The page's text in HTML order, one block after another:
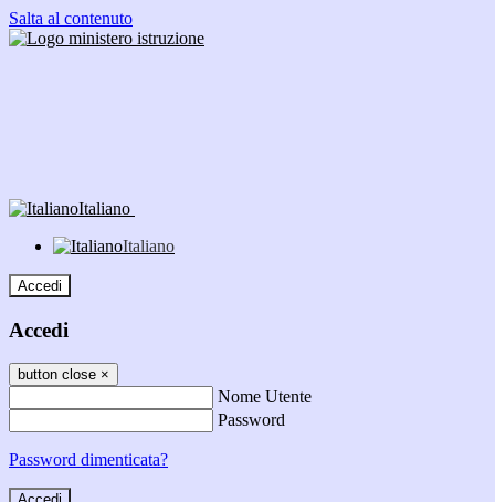
Salta al contenuto
Italiano
Italiano
Accedi
Accedi
button close ×
Nome Utente
Password
Password dimenticata?